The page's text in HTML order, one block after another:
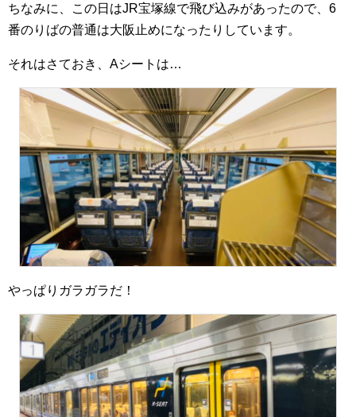
ちなみに、この日はJR宝塚線で飛び込みがあったので、6
番のりばの普通は大阪止めになったりしています。
それはさておき、Aシートは…
やっぱりガラガラだ！